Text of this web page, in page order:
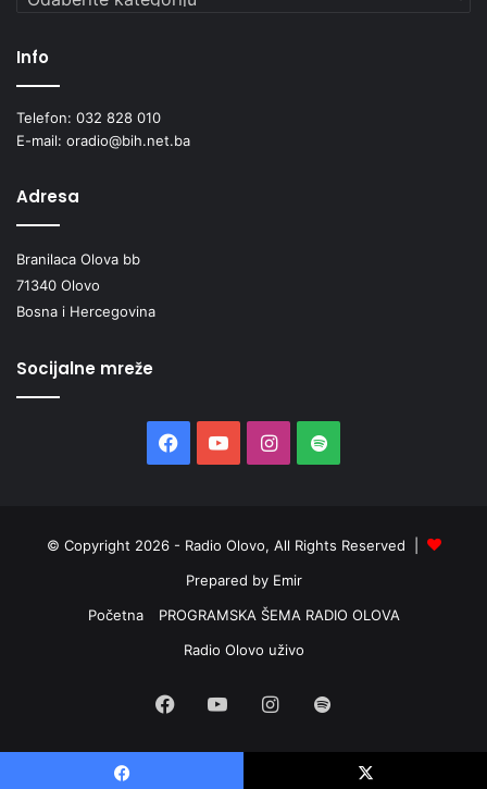
Info
Telefon: 032 828 010
E-mail: oradio@bih.net.ba
Adresa
Branilaca Olova bb
71340 Olovo
Bosna i Hercegovina
Socijalne mreže
Facebook
YouTubeInstagram
Spotify
© Copyright 2026 - Radio Olovo, All Rights Reserved |
Prepared by Emir
Početna
PROGRAMSKA ŠEMA RADIO OLOVA
Radio Olovo uživo
Facebook
YouTubeInstagram
Spotify